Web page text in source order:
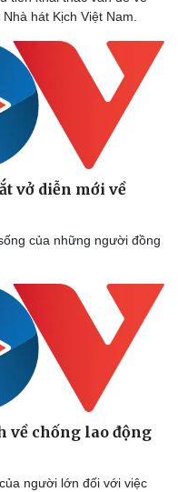
hát Kịch Việt Nam.
vở diễn mới về
của những người đồng
về chống lao động
người lớn đối với việc